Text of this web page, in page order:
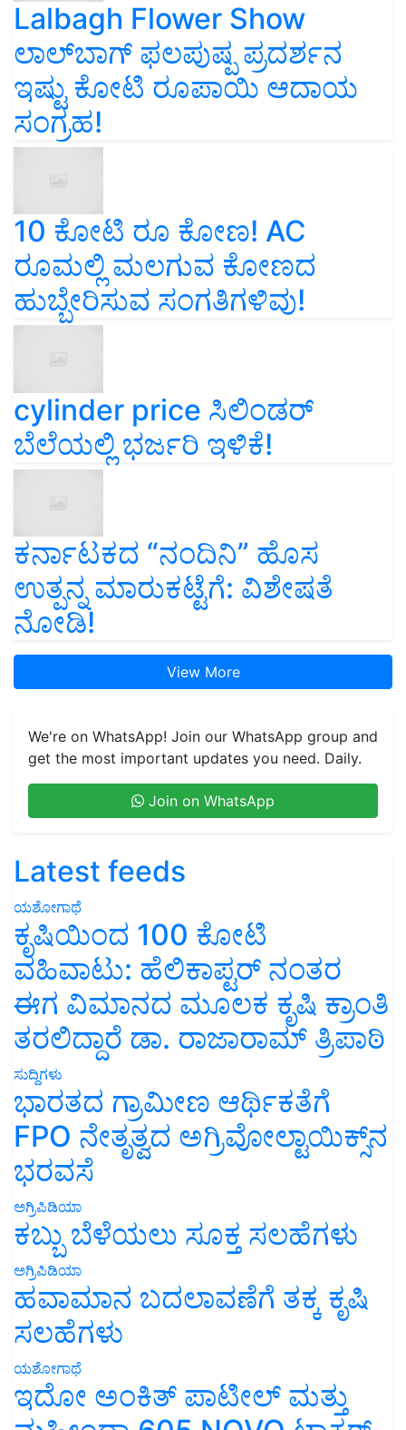
Lalbagh Flower Show
ಲಾಲ್‌ಬಾಗ್ ಫಲಪುಷ್ಪ ಪ್ರದರ್ಶನ
ಇಷ್ಟು ಕೋಟಿ ರೂಪಾಯಿ ಆದಾಯ
ಸಂಗ್ರಹ!
10 ಕೋಟಿ ರೂ ಕೋಣ! AC
ರೂಮಲ್ಲಿ ಮಲಗುವ ಕೋಣದ
ಹುಬ್ಬೇರಿಸುವ ಸಂಗತಿಗಳಿವು!
cylinder price ಸಿಲಿಂಡರ್‌
ಬೆಲೆಯಲ್ಲಿ ಭರ್ಜರಿ ಇಳಿಕೆ!
ಕರ್ನಾಟಕದ “ನಂದಿನಿ” ಹೊಸ
ಉತ್ಪನ್ನ ಮಾರುಕಟ್ಟೆಗೆ: ವಿಶೇಷತೆ
ನೋಡಿ!
View More
We're on WhatsApp! Join our WhatsApp group and
get the most important updates you need. Daily.
Join on WhatsApp
Latest feeds
ಯಶೋಗಾಥೆ
ಕೃಷಿಯಿಂದ 100 ಕೋಟಿ
ವಹಿವಾಟು: ಹೆಲಿಕಾಪ್ಟರ್ ನಂತರ
ಈಗ ವಿಮಾನದ ಮೂಲಕ ಕೃಷಿ ಕ್ರಾಂತಿ
ತರಲಿದ್ದಾರೆ ಡಾ. ರಾಜಾರಾಮ್ ತ್ರಿಪಾಠಿ
ಸುದ್ದಿಗಳು
ಭಾರತದ ಗ್ರಾಮೀಣ ಆರ್ಥಿಕತೆಗೆ
FPO ನೇತೃತ್ವದ ಅಗ್ರಿವೋಲ್ಟಾಯಿಕ್ಸ್‌ನ
ಭರವಸೆ
ಅಗ್ರಿಪಿಡಿಯಾ
ಕಬ್ಬು ಬೆಳೆಯಲು ಸೂಕ್ತ ಸಲಹೆಗಳು
ಅಗ್ರಿಪಿಡಿಯಾ
ಹವಾಮಾನ ಬದಲಾವಣೆಗೆ ತಕ್ಕ ಕೃಷಿ
ಸಲಹೆಗಳು
ಯಶೋಗಾಥೆ
ಇದೋ ಅಂಕಿತ್ ಪಾಟೀಲ್ ಮತ್ತು